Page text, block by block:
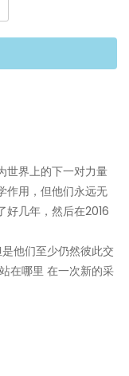
世界上的下一对力量
作用，但他们永远无
好几年，然后在2016
他们至少仍然彼此交
在哪里 在一次新的采